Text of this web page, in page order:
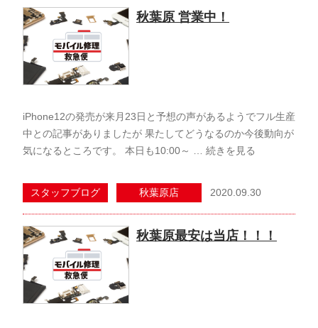
秋葉原 営業中！
iPhone12の発売が来月23日と予想の声があるようでフル生産
中との記事がありましたが 果たしてどうなるのか今後動向が
気になるところです。 本日も10:00～ … 続きを見る
スタッフブログ 秋葉原店 2020.09.30
秋葉原最安は当店！！！